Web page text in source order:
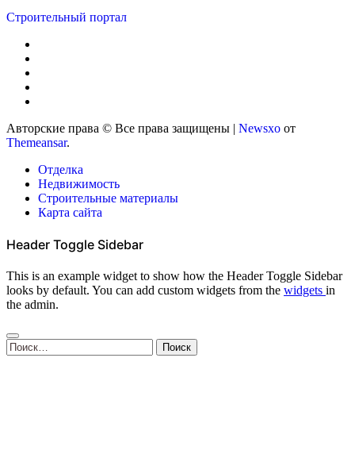
Строительный портал
Авторские права © Все права защищены | Newsxo от
Themeansar.
Отделка
Недвижимость
Строительные материалы
Карта сайта
Header Toggle Sidebar
This is an example widget to show how the Header Toggle Sidebar
looks by default. You can add custom widgets from the widgets in
the admin.
Найти: